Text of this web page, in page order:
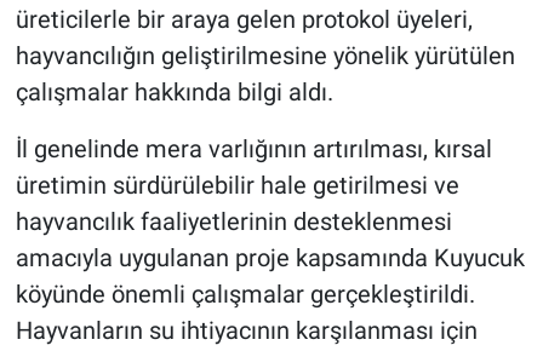
üreticilerle bir araya gelen protokol üyeleri,
hayvancılığın geliştirilmesine yönelik yürütülen
çalışmalar hakkında bilgi aldı.
İl genelinde mera varlığının artırılması, kırsal
üretimin sürdürülebilir hale getirilmesi ve
hayvancılık faaliyetlerinin desteklenmesi
amacıyla uygulanan proje kapsamında Kuyucuk
köyünde önemli çalışmalar gerçekleştirildi.
Hayvanların su ihtiyacının karşılanması için